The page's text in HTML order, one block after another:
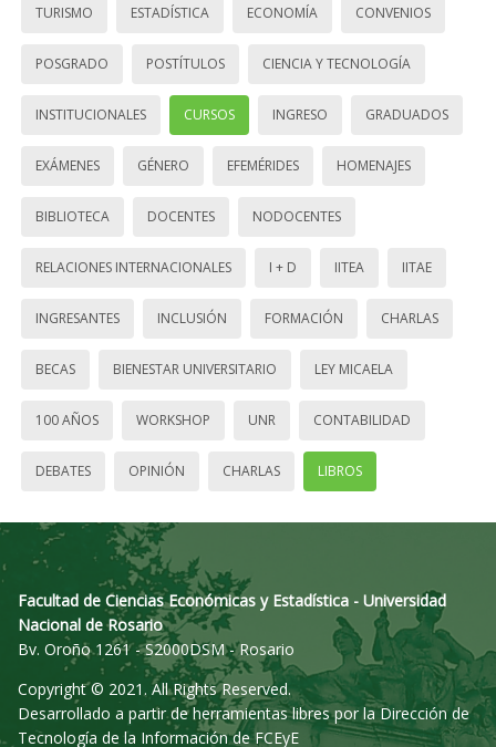
TURISMO ESTADÍSTICA ECONOMÍA CONVENIOS
POSGRADO POSTÍTULOS CIENCIA Y TECNOLOGÍA
INSTITUCIONALES CURSOS INGRESO GRADUADOS
EXÁMENES GÉNERO EFEMÉRIDES HOMENAJES
BIBLIOTECA DOCENTES NODOCENTES
RELACIONES INTERNACIONALES I + D IITEA IITAE
INGRESANTES INCLUSIÓN FORMACIÓN CHARLAS
BECAS BIENESTAR UNIVERSITARIO LEY MICAELA
100 AÑOS WORKSHOP UNR CONTABILIDAD
DEBATES OPINIÓN CHARLAS LIBROS
Facultad de Ciencias Económicas y Estadística - Universidad
Nacional de Rosario
Bv. Oroño 1261 - S2000DSM - Rosario
Copyright © 2021. All Rights Reserved.
Desarrollado a partir de herramientas libres por la Dirección de
Tecnología de la Información de FCEyE